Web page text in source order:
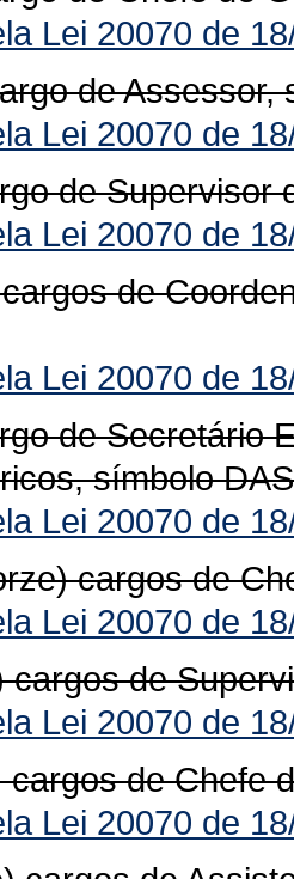
Lei 20070 de
de Assessor,
Lei 20070 de
de Supervisor
Lei 20070 de
de
Lei 20070 de
de Secretário
símbolo
Lei 20070 de
cargos de
Lei 20070 de
cargos de
Lei 20070 de
cargos de Chefe
Lei 20070 de